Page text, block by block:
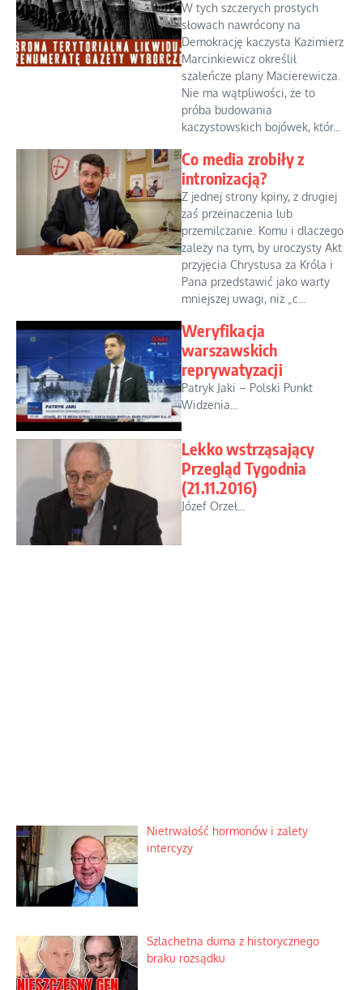
W tych szczerych prostych
słowach nawrócony na
Demokrację kaczysta Kazimierz
Marcinkiewicz określił
szaleńcze plany Macierewicza.
Nie ma wątpliwości, że to
próba budowania
kaczystowskich bojówek, któr...
Co media zrobiły z
intronizacją?
Z jednej strony kpiny, z drugiej
zaś przeinaczenia lub
przemilczanie. Komu i dlaczego
zależy na tym, by uroczysty Akt
przyjęcia Chrystusa za Króla i
Pana przedstawić jako warty
mniejszej uwagi, niż „c...
Weryfikacja
warszawskich
reprywatyzacji
Patryk Jaki – Polski Punkt
Widzenia...
Lekko wstrząsający
Przegląd Tygodnia
(21.11.2016)
Józef Orzeł...
Nietrwałość hormonów i zalety
intercyzy
Szlachetna duma z historycznego
braku rozsądku